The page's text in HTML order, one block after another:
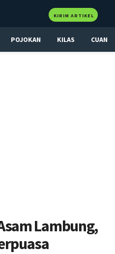
KIRIM ARTIKEL
POJOKAN KILAS CUAN
Lambung,